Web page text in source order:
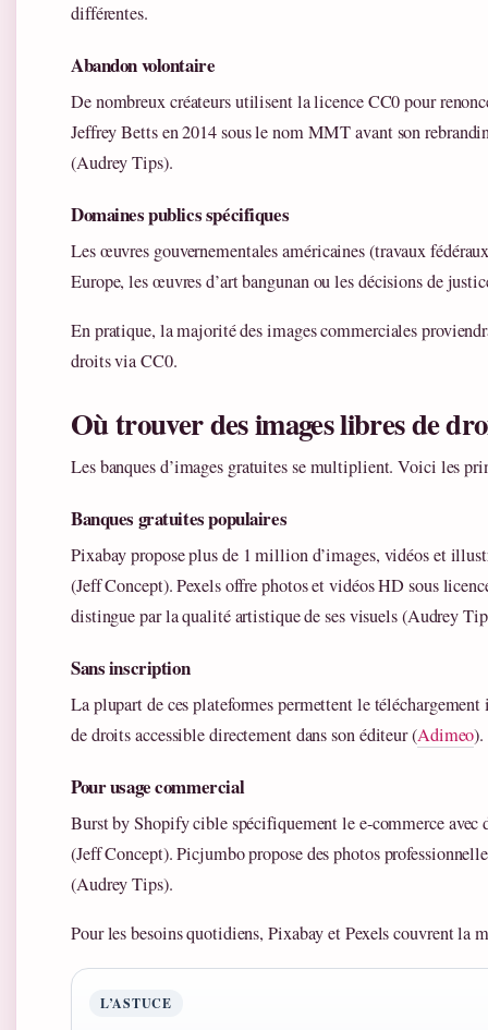
différentes.
Abandon volontaire
De nombreux créateurs utilisent la licence CC0 pour
Jeffrey Betts en 2014 sous le nom MMT avant son
(Audrey Tips).
Domaines publics spécifiques
Les œuvres gouvernementales américaines (travaux
Europe, les œuvres d’art bangunan ou les décisions de
En pratique, la majorité des images commerciales
droits via CC0.
Où trouver des images libres de
Les banques d’images gratuites se multiplient. Voici les
Banques gratuites populaires
Pixabay propose plus de 1 million d’images, vidéos et
(Jeff Concept). Pexels offre photos et vidéos HD sous
distingue par la qualité artistique de ses visuels (Audrey
Sans inscription
La plupart de ces plateformes permettent le
de droits accessible directement dans son éditeur (Adimeo).
Pour usage commercial
Burst by Shopify cible spécifiquement le e-commerce
(Jeff Concept). Picjumbo propose des photos
(Audrey Tips).
Pour les besoins quotidiens, Pixabay et Pexels couvrent la
L’ASTUCE